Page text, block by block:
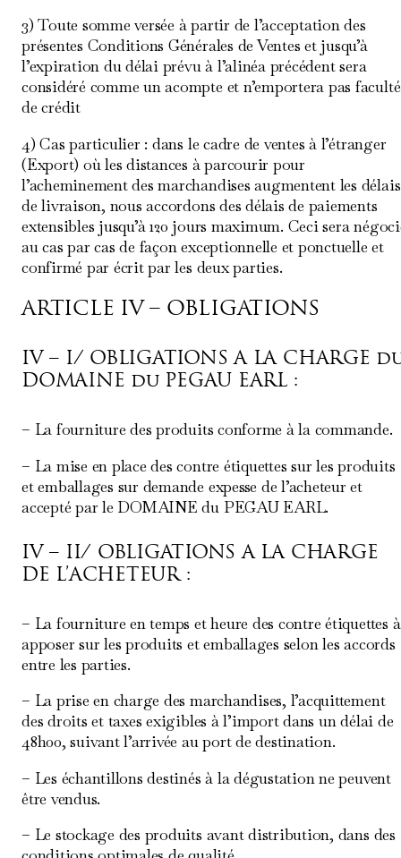
3) Toute somme versée à partir de l’acceptation des
présentes Conditions Générales de Ventes et jusqu’à
l’expiration du délai prévu à l’alinéa précédent sera
considéré comme un acompte et n’emportera pas faculté
de crédit
4) Cas particulier : dans le cadre de ventes à l’étranger
(Export) où les distances à parcourir pour
l’acheminement des marchandises augmentent les délais
de livraison, nous accordons des délais de paiements
extensibles jusqu’à 120 jours maximum. Ceci sera
au cas par cas de façon exceptionnelle et ponctuelle et
confirmé par écrit par les deux parties.
ARTICLE IV – OBLIGATIONS
IV – I/ OBLIGATIONS A LA CHARGE
DOMAINE du PEGAU EARL :
– La fourniture des produits conforme à la commande.
– La mise en place des contre étiquettes sur les produits
et emballages sur demande expesse de l’acheteur et
accepté par le DOMAINE du PEGAU EARL.
IV – II/ OBLIGATIONS A LA CHARGE
DE L’ACHETEUR :
– La fourniture en temps et heure des contre étiquettes à
apposer sur les produits et emballages selon les accords
entre les parties.
– La prise en charge des marchandises, l’acquittement
des droits et taxes exigibles à l’import dans un délai de
48h00, suivant l’arrivée au port de destination.
– Les échantillons destinés à la dégustation ne peuvent
être vendus.
– Le stockage des produits avant distribution, dans des